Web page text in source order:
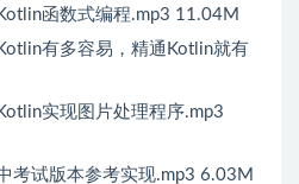
函数式编程.mp3 11.04M
有多容易，精通Kotlin就有
实现图片处理程序.mp3
考试版本参考实现.mp3 6.03M